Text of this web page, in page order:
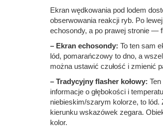
Ekran wędkowania pod lodem
obserwowania reakcji ryb. Po
echosondy, a po prawej stronie —
– Ekran echosondy: To ten sam
lód, pomarańczowy to dno, a
można ustawić czułość i zmienić
– Tradycyjny flasher kołowy:
informacje o głębokości i
niebieskim/szarym kolorze, to
kierunku wskazówek zegara.
kolor.